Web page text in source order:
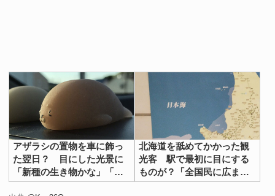
アザラシの置物を車に飾っ
た翌日？ 目にした光景に
「新種の生き物かな」「ご
めん笑っちゃう」
北海道を舐めてかかった観
光客 駅で最初に目にする
ものが？「全国民に広まっ
てほしい」「過去の自分に